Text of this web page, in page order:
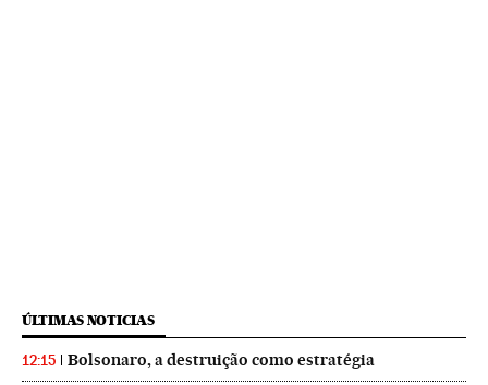
ÚLTIMAS NOTICIAS
12:15 Bolsonaro, a destruição como estratégia